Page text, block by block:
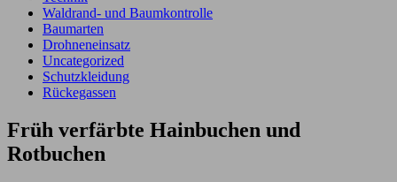
Waldrand- und Baumkontrolle
Baumarten
Drohneneinsatz
Uncategorized
Schutzkleidung
Rückegassen
Früh verfärbte Hainbuchen und
Rotbuchen